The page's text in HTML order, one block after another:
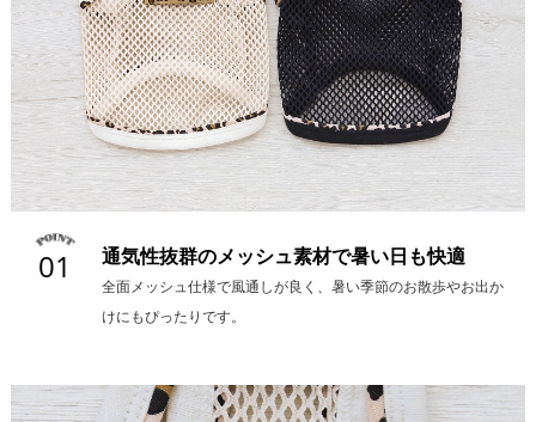
01 通気性抜群のメッシュ素材で暑い日も快適
全面メッシュ仕様で風通しが良く、暑い季節のお散歩やお出か
けにもぴったりです。